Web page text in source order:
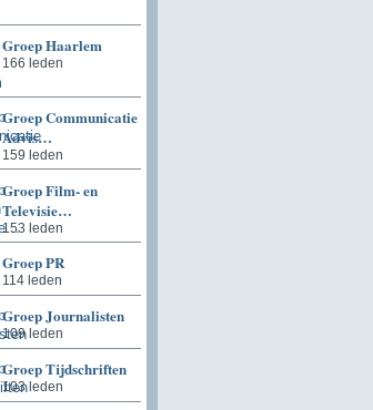
Groep Haarlem
166 leden
Groep Communicatie
Advis…
159 leden
Groep Film- en
Televisie…
153 leden
Groep PR
114 leden
Groep Journalisten
109 leden
Groep Tijdschriften
103 leden